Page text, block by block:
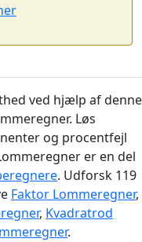
ved hjælp af denne
Løs
og procentfejl
er en del
. Udforsk 119
Faktor Lommeregner,
, Kvadratrod
.